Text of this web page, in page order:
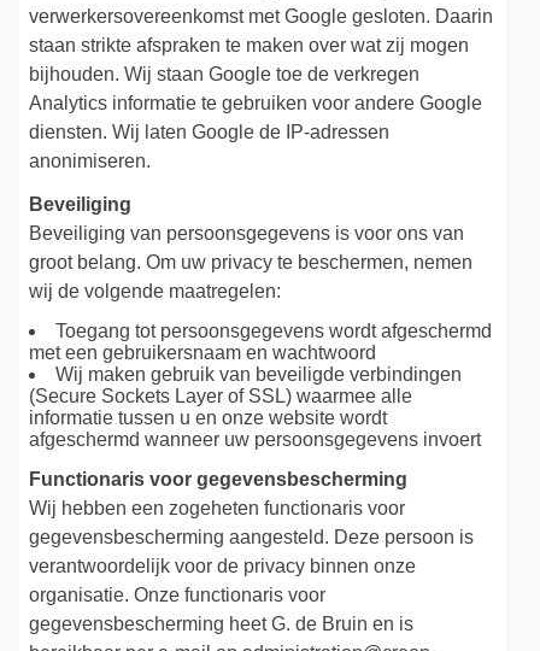
verwerkersovereenkomst met Google gesloten. Daarin
staan strikte afspraken te maken over wat zij mogen
bijhouden. Wij staan Google toe de verkregen
Analytics informatie te gebruiken voor andere Google
diensten. Wij laten Google de IP-adressen
anonimiseren.
Beveiliging
Beveiliging van persoonsgegevens is voor ons van
groot belang. Om uw privacy te beschermen, nemen
wij de volgende maatregelen:
Toegang tot persoonsgegevens wordt afgeschermd
met een gebruikersnaam en wachtwoord
Wij maken gebruik van beveiligde verbindingen
(Secure Sockets Layer of SSL) waarmee alle
informatie tussen u en onze website wordt
afgeschermd wanneer uw persoonsgegevens invoert
Functionaris voor gegevensbescherming
Wij hebben een zogeheten functionaris voor
gegevensbescherming aangesteld. Deze persoon is
verantwoordelijk voor de privacy binnen onze
organisatie. Onze functionaris voor
gegevensbescherming heet G. de Bruin en is